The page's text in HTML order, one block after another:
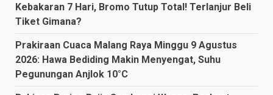
Kebakaran 7 Hari, Bromo Tutup Total! Terlanjur Beli
Tiket Gimana?
Prakiraan Cuaca Malang Raya Minggu 9 Agustus
2026: Hawa Bediding Makin Menyengat, Suhu
Pegunungan Anjlok 10°C